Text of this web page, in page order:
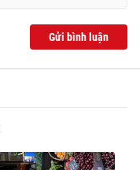
Gửi bình luận